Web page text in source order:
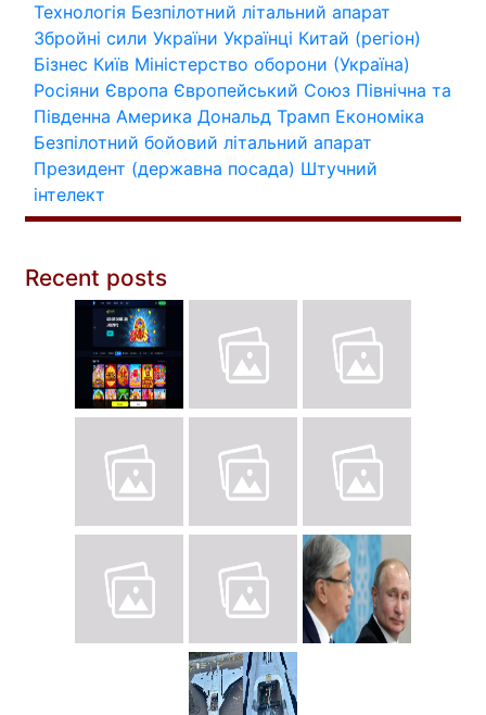
Технологія Безпілотний літальний апарат
Збройні сили України Українці Китай (регіон)
Бізнес Київ Міністерство оборони (Україна)
Росіяни Європа Європейський Союз Північна та
Південна Америка Дональд Трамп Економіка
Безпілотний бойовий літальний апарат
Президент (державна посада) Штучний
інтелект
Recent posts